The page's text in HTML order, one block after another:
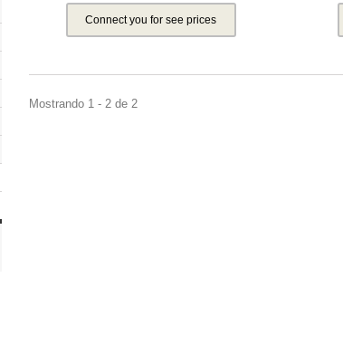
Connect you for see prices
Mostrando 1 - 2 de 2